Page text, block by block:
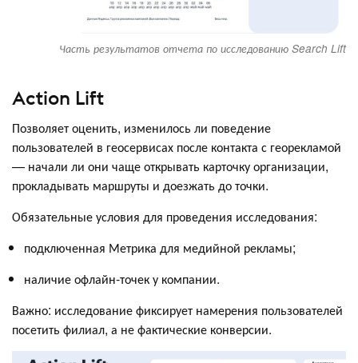
Часть результатов отчета по исследованию Search Lift
Action Lift
Позволяет оценить, изменилось ли поведение
пользователей в геосервисах после контакта с георекламой
— начали ли они чаще открывать карточку организации,
прокладывать маршруты и доезжать до точки.
Обязательные условия для проведения исследования:
подключенная Метрика для медийной рекламы;
наличие офлайн-точек у компании.
Важно: исследование фиксирует намерения пользователей
посетить филиал, а не фактические конверсии.